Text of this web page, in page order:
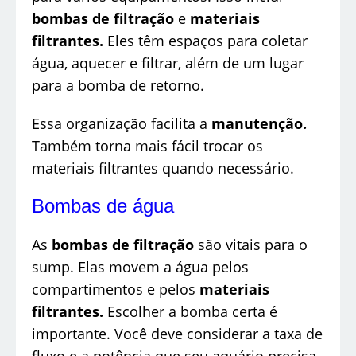
bombas de filtração e materiais
filtrantes. Eles têm espaços para coletar
água, aquecer e filtrar, além de um lugar
para a bomba de retorno.
Essa organização facilita a manutenção.
Também torna mais fácil trocar os
materiais filtrantes quando necessário.
Bombas de água
As bombas de filtração são vitais para o
sump. Elas movem a água pelos
compartimentos e pelos materiais
filtrantes. Escolher a bomba certa é
importante. Você deve considerar a taxa de